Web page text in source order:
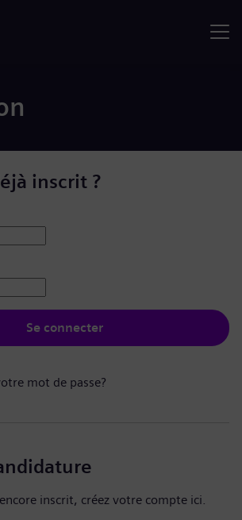
inscrit ?
d’utilisateur et mot de passe
Se connecter
mot de passe?
encore inscrit, créez votre compte ici.